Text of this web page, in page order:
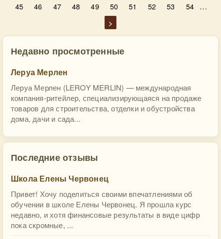
45
46 47 48 49 50 51 52 53 54 …
>
Недавно просмотренные
Леруа Мерлен
Леруа Мерлен (LEROY MERLIN) — международная
компания-ритейлер, специализирующаяся на продаже
товаров для строительства, отделки и обустройства
дома, дачи и сада...
Последние отзывы
Школа Елены Червонец
Привет! Хочу поделиться своими впечатлениями об
обучении в школе Елены Червонец. Я прошла курс
недавно, и хотя финансовые результаты в виде цифр
пока скромные, ...